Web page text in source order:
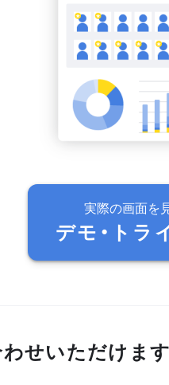
実際の画面を
デモ・トラ
せいただけます